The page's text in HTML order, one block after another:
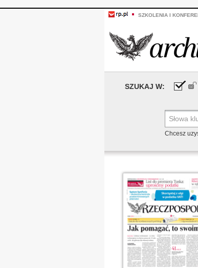
SZKOLENIA I
SZUKAJ W:
Chcesz